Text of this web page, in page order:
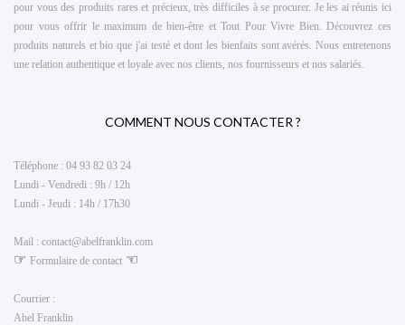
pour vous des produits rares et précieux, très difficiles à se procurer. Je les ai réunis ici
pour vous offrir le maximum debien-être et Tout Pour Vivre Bien. Découvrez ces
produits naturels et bio que j'ai testé et dont les bienfaits sont avérés. Nous entretenons
une relation authentique et loyale avec nos clients, nos fournisseurs et nos salariés.
COMMENT NOUS CONTACTER ?
Téléphone : 04 93 82 03 24
Lundi - Vendredi : 9h / 12h
Lundi - Jeudi : 14h / 17h30
Mail : contact@abelfranklin.com
☞ Formulaire de contact ☜
Courrier :
Abel Franklin